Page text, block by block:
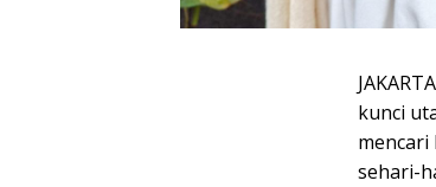
kunci
sehari-